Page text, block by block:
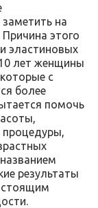
на
этого
эластиновых
лет женщины
с
более
помочь
процедуры,
результаты